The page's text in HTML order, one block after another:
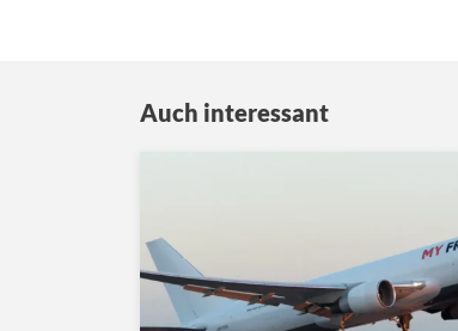
Auch interessant